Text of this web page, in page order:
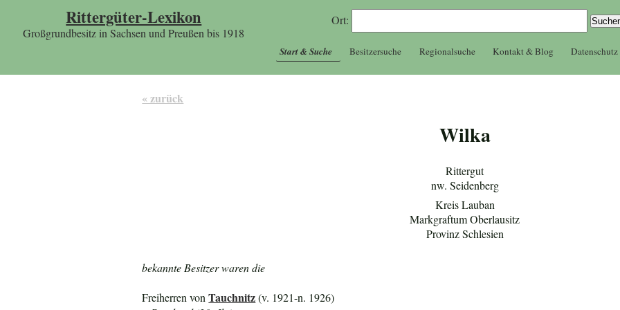
Rittergüter-Lexikon
Großgrundbesitz in Sachsen und Preußen bis 1918
Ort:
Start & Suche Besitzersuche Regionalsuche Kontakt & Blog Datenschutz
« zurück
Wilka
Rittergut
nw. Seidenberg
Kreis Lauban
Markgraftum Oberlausitz
Provinz Schlesien
bekannte Besitzer waren die
Freiherren vonTauchnitz(v. 1921-n. 1926)